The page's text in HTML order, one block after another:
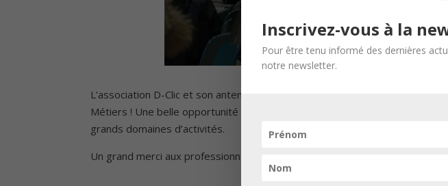
L’association D-Clic et son antenne en Moselle ont organisé, ce samedi
Métiers ! Une belle opportunité pour plus de 220 familles venues se
grands domaines d’activités.
Un grand merci aux professionnels présents pour leur engagement et le
Inscrivez-vous à la
Pour être tenu informé des dernières
notre newsletter.